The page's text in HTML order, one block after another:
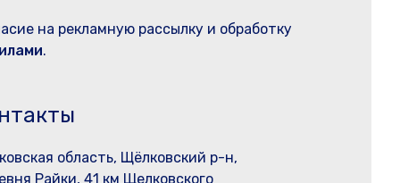
на рекламную рассылку и обработку
.
область, Щёлковский р-н,
Райки, 41 км Щелковского